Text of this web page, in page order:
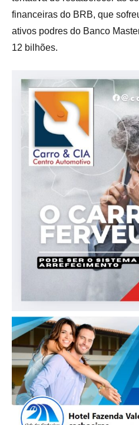
financeiras do BRB, que
ativos podres do Banco
12 bilhões.